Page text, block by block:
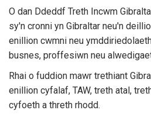
O dan Ddeddf Treth Incwm
sy'n cronni yn Gibraltar neu'n
enillion cwmni neu
busnes, proffesiwn neu
Rhai o fuddion mawr trethiant
enillion cyfalaf, TAW, treth atal,
cyfoeth a threth rhodd.